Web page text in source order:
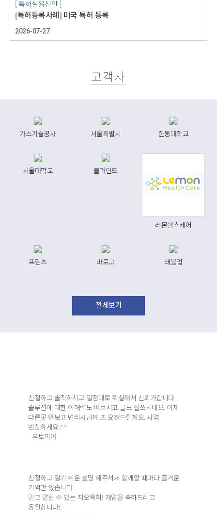
[ 특허실용신안 ]
[특허등록사례] 미국 특허 등록
2026-07-27
고객사
가스기술공사 서울특별시 한동대학교
서울대학교 블라인드
레몬헬스케어
프릳츠 바로고 래블업
전체보기
친절하고 솔직하시고 일정대로 확실해서 신뢰가갑니다.
솔루션에 대한 이해력도 빠르시고 글도 잘쓰시네요. 이제
다른곳 안보고 변리사님께 또 요청드릴께요. 사업
번창하세요.^^
- 유토피아
친절하고 알기 쉬운 설명 해주셔서 함께할 때마다 즐거운
기억만 있습니다.
믿고 맡길 수 있는 지오특허! 개업을 축하드리고
응원합니다!